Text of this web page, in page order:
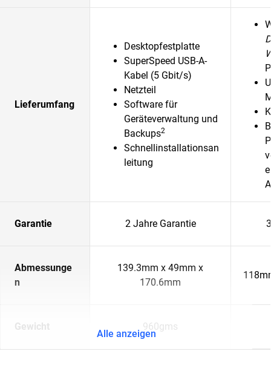
Lieferumfang
Desktopfestplatte
SuperSpeed USB-A-
Kabel (5 Gbit/s)
Netzteil
Software für
Geräteverwaltung und
Backups2
Schnellinstallationsan
leitung
Garantie 2 Jahre Garantie
Abmessunge
n
139.3mm x 49mm x
170.6mm
Gewicht 960gms
Alle anzeigen